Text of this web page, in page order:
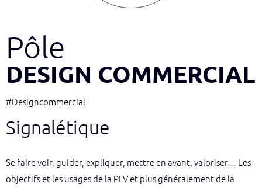
Pôle
DESIGN COMMERCIAL
#Designcommercial
Signalétique
Se faire voir, guider, expliquer, mettre en avant, valoriser… Les
objectifs et les usages de la PLV et plus généralement de la